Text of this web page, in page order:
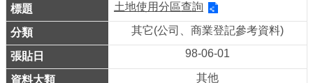
語
詞
彙
土地使用分區查詢
其它(公司、商業登記參考資料)
98-06-01
其他